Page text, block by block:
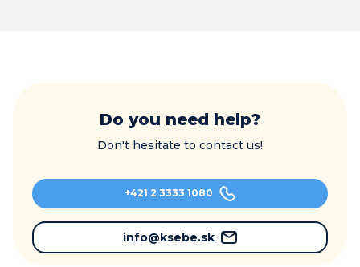
Do you need help?
Don't hesitate to contact us!
+421 2 3333 1080
info@ksebe.sk